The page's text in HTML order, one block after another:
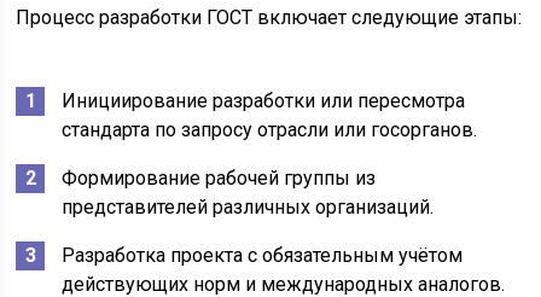
Процесс разработки ГОСТ включает следующие этапы:
Инициирование разработки или пересмотра
стандарта по запросу отрасли или госорганов.
Формирование рабочей группы из
представителей различных организаций.
Разработка проекта с обязательным учётом
действующих норм и международных аналогов.